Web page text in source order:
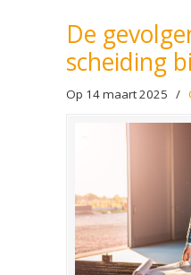
De
scheiding
Op 14 maart 2025 /